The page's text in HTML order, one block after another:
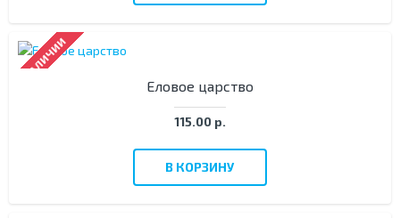
В НАЛИЧИИ Еловое царство
115.00 р.
В КОРЗИНУ